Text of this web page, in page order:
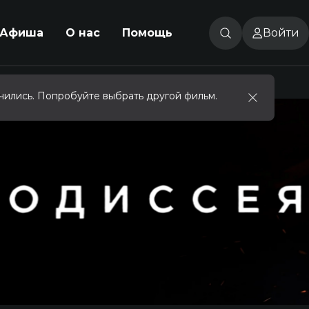
Афиша О нас Помощь Войти
Попробуйте выбрать другой фильм.